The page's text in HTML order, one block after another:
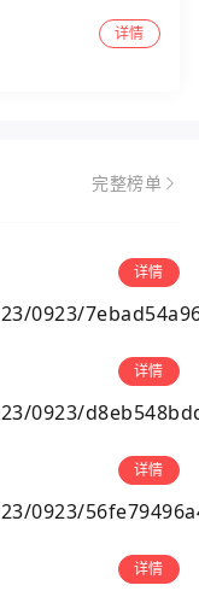
详情
完整榜单
详情
详情
详情
详情